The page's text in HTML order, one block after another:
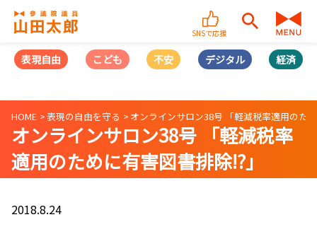
SNSで応援
表現自由 こども 不安 デジタル 経済
HOME 表現の自由を守る オンラインサロン38号 「軽減税率適用のた
オンラインサロン38号 「軽減税率
適用のために有害図書排除!?」
2018.8.24